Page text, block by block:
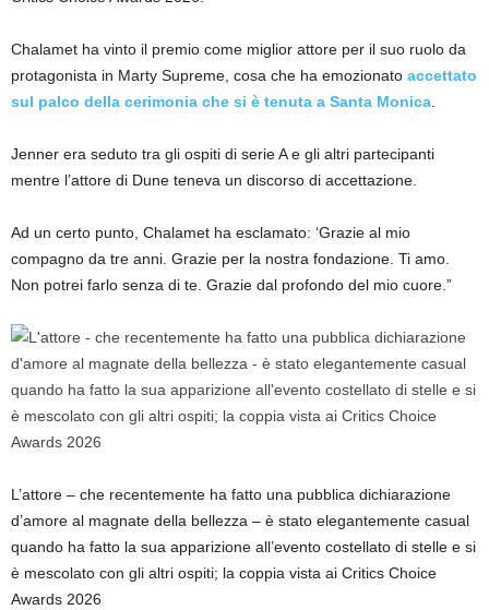
Chalamet ha vinto il premio come miglior attore per il suo ruolo da
protagonista in Marty Supreme, cosa che ha emozionato accettato
sul palco della cerimonia che si è tenuta a Santa Monica.
Jenner era seduto tra gli ospiti di serie A e gli altri partecipanti
mentre l’attore di Dune teneva un discorso di accettazione.
Ad un certo punto, Chalamet ha esclamato: ‘Grazie al mio
compagno da tre anni. Grazie per la nostra fondazione. Ti amo.
Non potrei farlo senza di te. Grazie dal profondo del mio cuore.”
L’attore – che recentemente ha fatto una pubblica dichiarazione
d’amore al magnate della bellezza – è stato elegantemente casual
quando ha fatto la sua apparizione all’evento costellato di stelle e si
è mescolato con gli altri ospiti; la coppia vista ai Critics Choice
Awards 2026